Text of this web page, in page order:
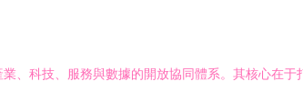
、科技、服務與數據的開放協同體系。其核心在